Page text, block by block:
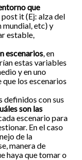
que
it (Ej: alza del
etc) y
estable,
escenarios, en
estas variables
y en uno
los escenarios
definidos con sus
son las
escenario para
En el caso
de la
manera de
haya que tomar o